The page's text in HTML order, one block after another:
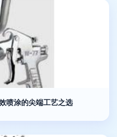
喷涂的尖端工艺之选